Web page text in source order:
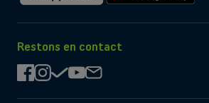
sur
Store
sur
Play
Restons en contact
facebook
instagram
checkyoutube
mail